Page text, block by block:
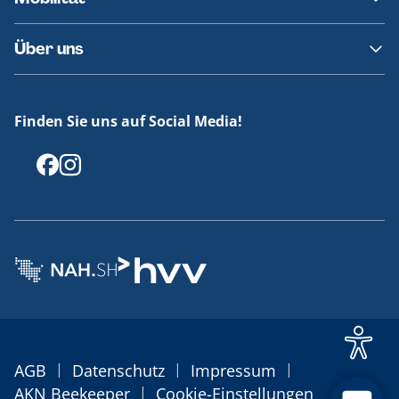
Fundsachen
Häufige Fragen
Barrierefreies Reisen
Erklärung Barrierefreiheit
Über uns
Offenlegungen
Finden Sie uns auf Social Media!
AGB | Datenschutz | Impressum |
AKN Beekeeper | Cookie-Einstellungen